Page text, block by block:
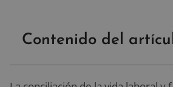
Contenido del